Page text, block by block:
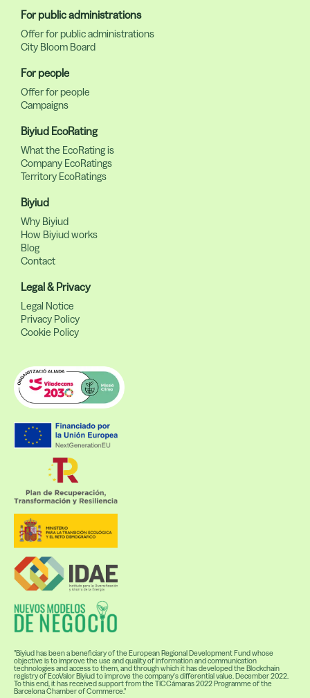
For public administrations
Offer for public administrations
City Bloom Board
For people
Offer for people
Campaigns
Biyiud EcoRating
What the EcoRating is
Company EcoRatings
Territory EcoRatings
Biyiud
Why Biyiud
How Biyiud works
Blog
Contact
Legal & Privacy
Legal Notice
Privacy Policy
Cookie Policy
"Biyiud has been a beneficiary of the European Regional Development Fund whose
objective is to improve the use and quality of information and communication
technologies and access to them, and through which it has developed the Blockchain
registry of EcoValor Biyiud to improve the company's differential value. December 2022.
To this end, it has received support from the TICCámaras 2022 Programme of the
Barcelona Chamber of Commerce."